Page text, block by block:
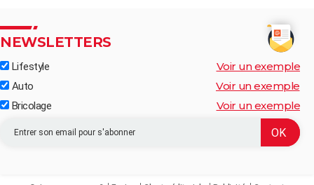
NEWSLETTERS
Lifestyle Voir un exemple
Auto Voir un exemple
Bricolage Voir un exemple